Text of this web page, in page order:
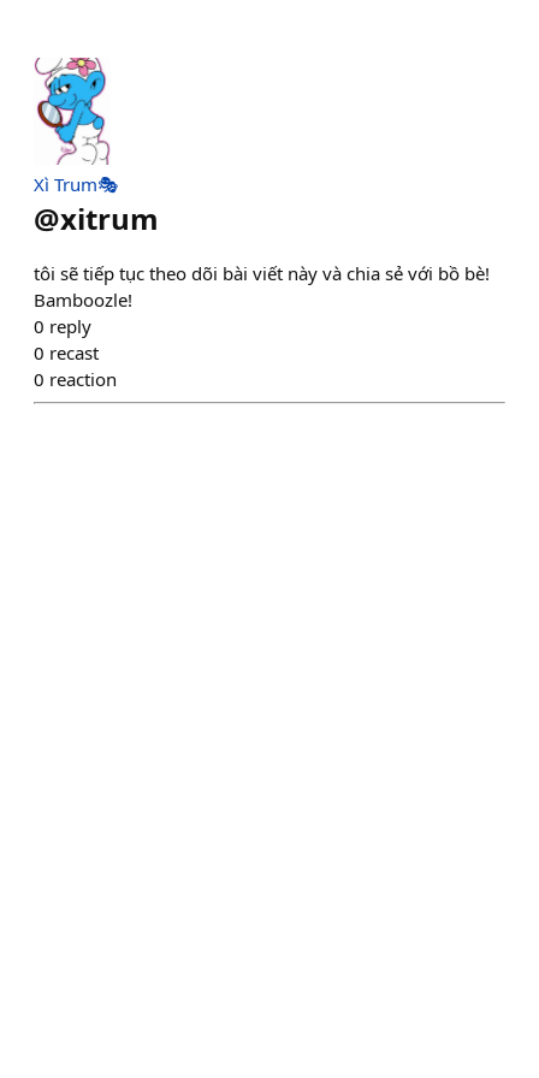
Xì Trum🎭
@xitrum
tôi sẽ tiếp tục theo dõi bài viết này và chia sẻ với bồ bè!
Bamboozle!
0 reply
0 recast
0 reaction